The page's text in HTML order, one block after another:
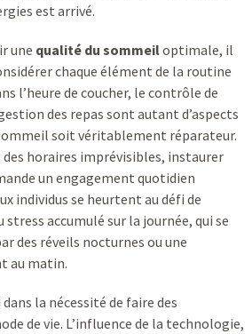
est arrivé.
une qualité du sommeiloptimale, il
chaque élément de la routine
l’heure de coucher, le contrôle de
des repas sont autant d’aspects
soit véritablement réparateur.
des horaires imprévisibles, instaurer
un engagement quotidien
individus se heurtent au défi de
accumulé sur la journée, qui se
des réveils nocturnes ou une
au matin.
la nécessité de faire des
de vie. L’influence de la technologie,